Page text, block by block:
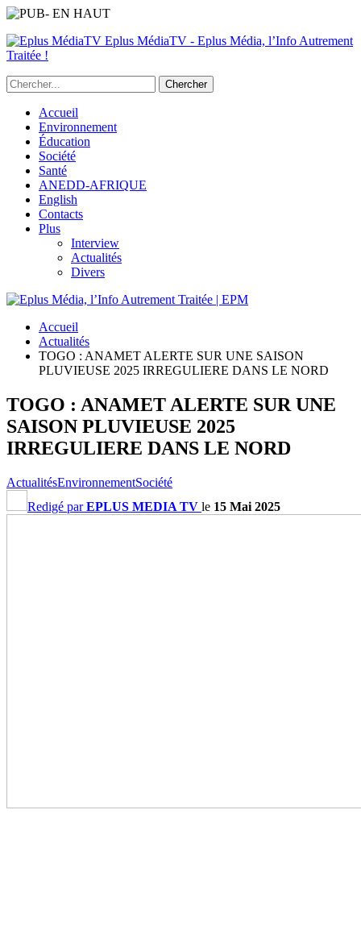
Eplus MédiaTV - Eplus Média, l’Info Autrement
Traitée !
Accueil
Environnement
Éducation
Société
Santé
ANEDD-AFRIQUE
English
Contacts
Plus
Interview
Actualités
Divers
Accueil
Actualités
TOGO : ANAMET ALERTE SUR UNE SAISON
PLUVIEUSE 2025 IRREGULIERE DANS LE NORD
TOGO : ANAMET ALERTE SUR UNE
SAISON PLUVIEUSE 2025
IRREGULIERE DANS LE NORD
ActualitésEnvironnementSociété
Redigé parEPLUS MEDIA TV le 15 Mai 2025